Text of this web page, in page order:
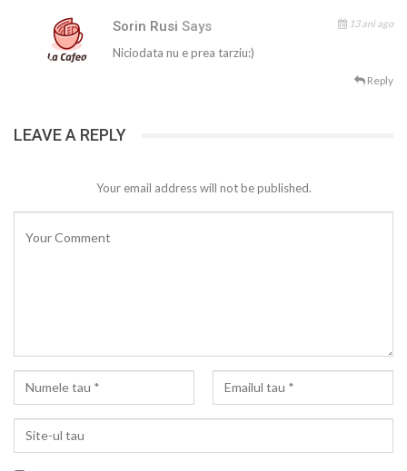
Sorin RusiSays 13 ani ago
Niciodata nu e prea tarziu:)
Reply
LEAVE A REPLY
Your email address will not be published.